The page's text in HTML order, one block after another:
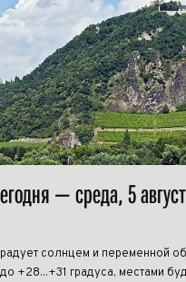
— среда, 5
солнцем и переменной
+28...+31 градуса, местами